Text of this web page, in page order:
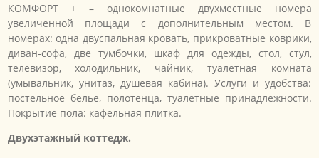
КОМФОРТ + – однокомнатные двухместные номера
увеличенной площади с дополнительным местом. В
номерах: одна двуспальная кровать, прикроватные коврики,
диван-софа, две тумбочки, шкаф для одежды, стол, стул,
телевизор, холодильник, чайник, туалетная комната
(умывальник, унитаз, душевая кабина). Услуги и удобства:
постельное белье, полотенца, туалетные принадлежности.
Покрытие пола: кафельная плитка.
Двухэтажный коттедж.